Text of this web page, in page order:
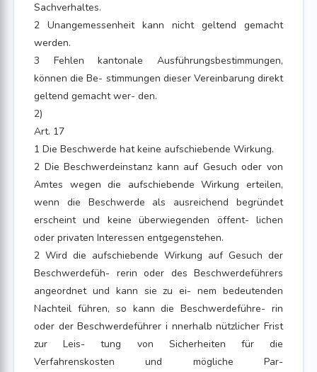
Sachverhaltes.
2 Unangemessenheit kann nicht geltend gemacht
werden.
3 Fehlen kantonale Ausführungsbestimmungen,
können die Be- stimmungen dieser Vereinbarung direkt
geltend gemacht wer- den.
2)
Art. 17
1 Die Beschwerde hat keine aufschiebende Wirkung.
2 Die Beschwerdeinstanz kann auf Gesuch oder von
Amtes wegen die aufschiebende Wirkung erteilen,
wenn die Beschwerde als ausreichend begründet
erscheint und keine überwiegenden öffent- lichen
oder privaten Interessen entgegenstehen.
2 Wird die aufschiebende Wirkung auf Gesuch der
Beschwerdefüh- rerin oder des Beschwerdeführers
angeordnet und kann sie zu ei- nem bedeutenden
Nachteil führen, so kann die Beschwerdeführe- rin
oder der Beschwerdeführer i nnerhalb nützlicher Frist
zur Leis- tung von Sicherheiten für die
Verfahrenskosten und mögliche Par-